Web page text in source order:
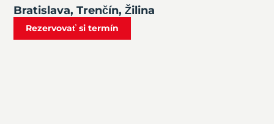
Bratislava, Trenčín, Žilina
Rezervovať si termín